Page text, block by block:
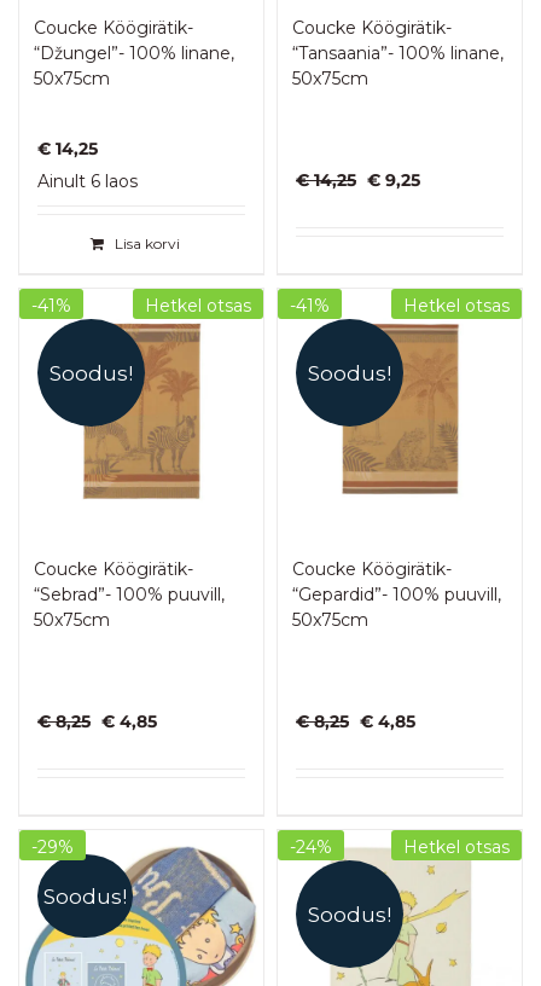
Coucke Köögirätik-
“Džungel”- 100% linane,
50x75cm
€ 14,25
Ainult 6 laos
Lisa korvi
Coucke Köögirätik-
“Tansaania”- 100% linane,
50x75cm
€14,25 Algne
€ 9,25Praegune
Soodus!
Hetkel otsas
-41%
Coucke Köögirätik-
“Sebrad”- 100% puuvill,
50x75cm
€8,25 Algne
€ 4,85Praegune
Soodus!
Hetkel otsas
-41%
Coucke Köögirätik-
“Gepardid”- 100% puuvill,
50x75cm
€8,25 Algne
€ 4,85Praegune
Soodus!
-29%
Soodus!
Hetkel otsas
-24%